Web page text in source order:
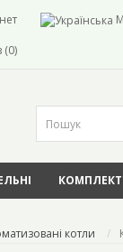
(0)
котли